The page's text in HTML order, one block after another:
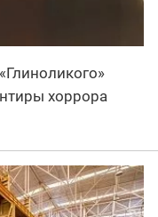
хоррора